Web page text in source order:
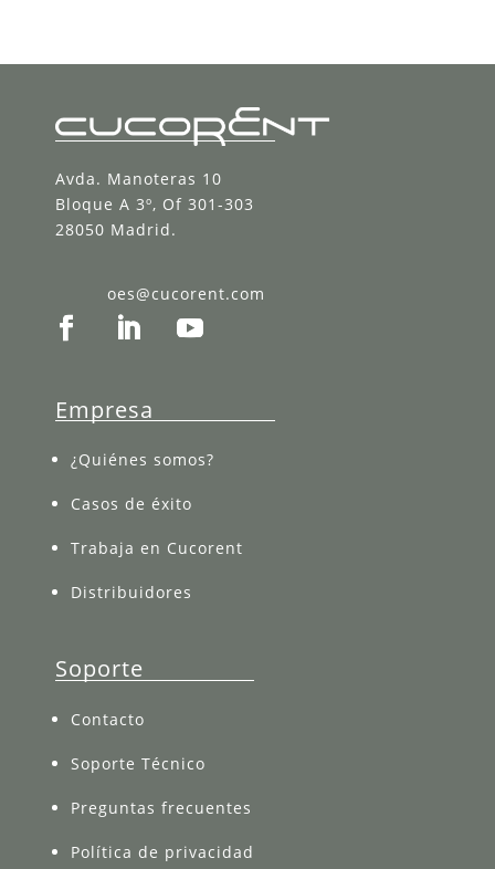
Avda. Manoteras 10
Bloque A 3º, Of 301-303
28050 Madrid.
oes@cucorent.com
Empresa
¿Quiénes somos?
Casos de éxito
Trabaja en Cucorent
Distribuidores
Soporte
Contacto
Soporte Técnico
Preguntas frecuentes
Política de privacidad